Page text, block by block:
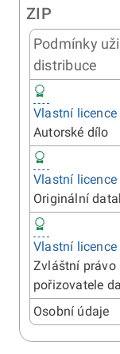
ZIP
Podmínky
distribuce
Vlastní licence
Autorské dílo
Vlastní licence
Originální
Vlastní licence
Zvláštní právo
pořizovatele
Osobní údaje